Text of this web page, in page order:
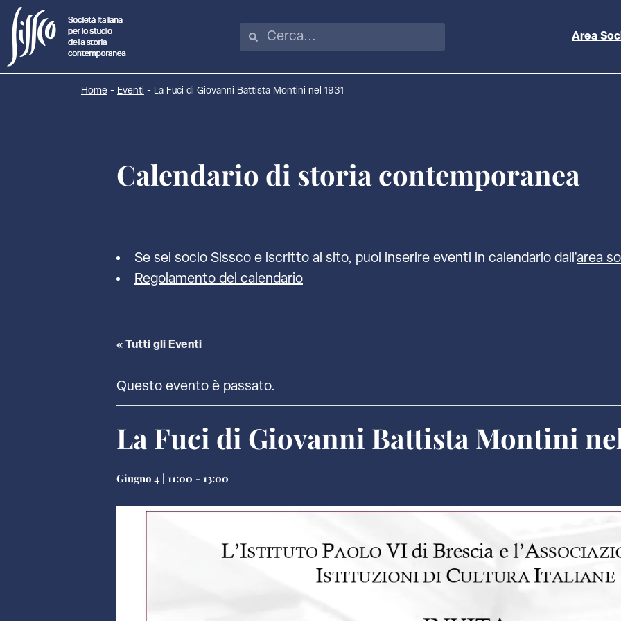
Area
Home - Eventi - La Fuci di Giovanni Battista Montini nel 1931
Calendario di storia contemporanea
Se sei socio Sissco e iscritto al sito, puoi inserire eventi in calendario dall'area
Regolamento del calendario
« Tutti gli Eventi
Questo evento è passato.
La Fuci di Giovanni Battista Montini nel
Giugno 4 | 11:00 - 13:00